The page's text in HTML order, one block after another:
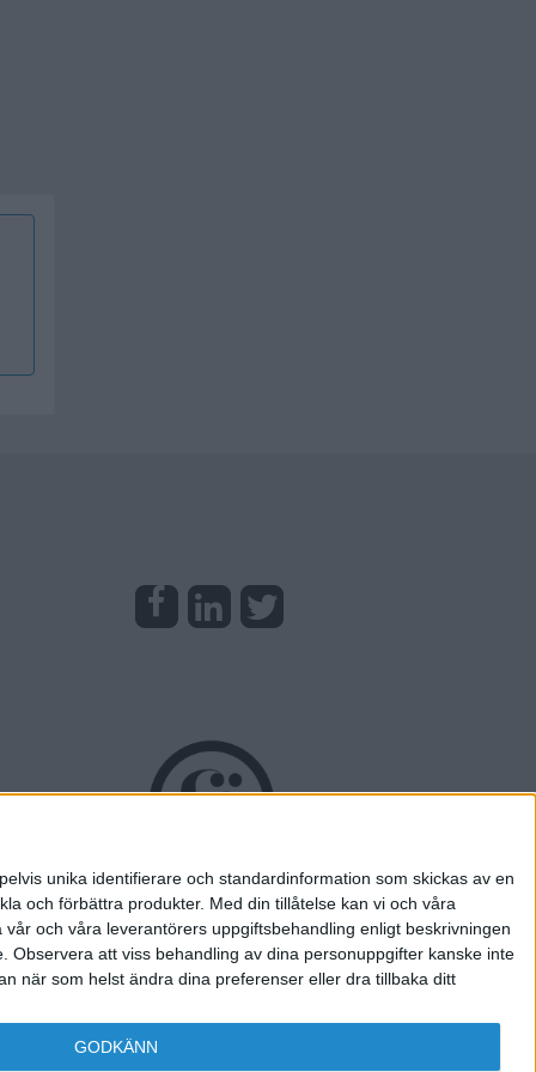
unika identifierare och standardinformation som skickas av en
och förbättra produkter. Med din tillåtelse kan vi och våra
och våra leverantörers uppgiftsbehandling enligt beskrivningen
Observera att viss behandling av dina personuppgifter kanske inte
när som helst ändra dina preferenser eller dra tillbaka ditt
GODKÄNN